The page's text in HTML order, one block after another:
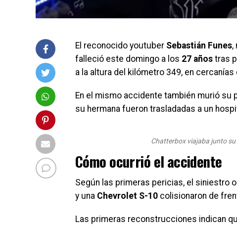
El reconocido youtuber Sebastián Funes,
falleció este domingo a los 27 años tras
a la altura del kilómetro 349, en cercanías
En el mismo accidente también murió su
su hermana fueron trasladadas a un
Chatterbox viajaba junto
Cómo ocurrió el accidente
Según las primeras pericias, el siniestro
y una Chevrolet S-10 colisionaron de
Las primeras reconstrucciones indican